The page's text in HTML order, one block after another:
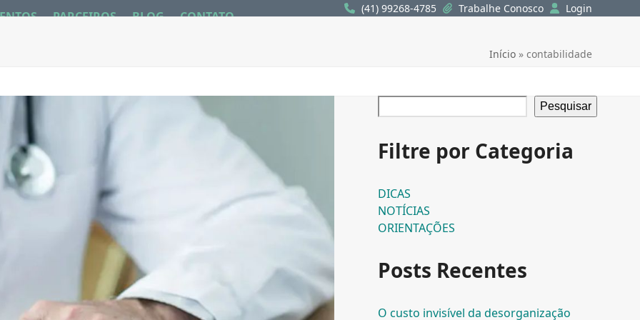
(41) 99268-4785 Trabalhe Conosco Login
PARCEIROS BLOG CONTATO
Início» contabilidade
Pesquisar
Filtre por Categoria
DICAS
NOTÍCIAS
ORIENTAÇÕES
Posts Recentes
O custo invisível da desorganização